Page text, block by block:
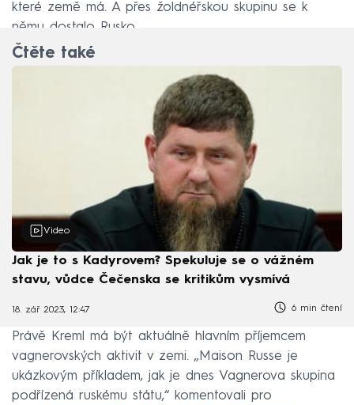
které země má. A přes žoldnéřskou skupinu se k
němu dostalo Rusko.
Čtěte také
Video
Jak je to s Kadyrovem? Spekuluje se o vážném
stavu, vůdce Čečenska se kritikům vysmívá
18. zář 2023, 12:47 6 min čtení
Právě Kreml má být aktuálně hlavním příjemcem
vagnerovských aktivit v zemi. „Maison Russe je
ukázkovým příkladem, jak je dnes Vagnerova skupina
podřízená ruskému státu,“ komentovali pro